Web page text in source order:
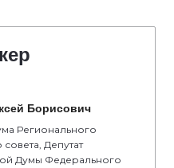
Борисович
Регионального
Депутат
Думы Федерального